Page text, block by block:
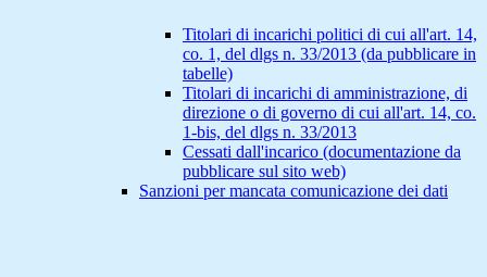
Titolari di incarichi politici di cui all'art. 14,
co. 1, del dlgs n. 33/2013 (da pubblicare in
tabelle)
Titolari di incarichi di amministrazione, di
direzione o di governo di cui all'art. 14, co.
1-bis, del dlgs n. 33/2013
Cessati dall'incarico (documentazione da
pubblicare sul sito web)
Sanzioni per mancata comunicazione dei dati